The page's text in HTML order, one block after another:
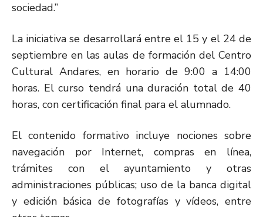
sociedad.”
La iniciativa se desarrollará entre el 15 y el 24 de
septiembre en las aulas de formación del Centro
Cultural Andares, en horario de 9:00 a 14:00
horas. El curso tendrá una duración total de 40
horas, con certificación final para el alumnado.
El contenido formativo incluye nociones sobre
navegación por Internet, compras en línea,
trámites con el ayuntamiento y otras
administraciones públicas; uso de la banca digital
y edición básica de fotografías y vídeos, entre